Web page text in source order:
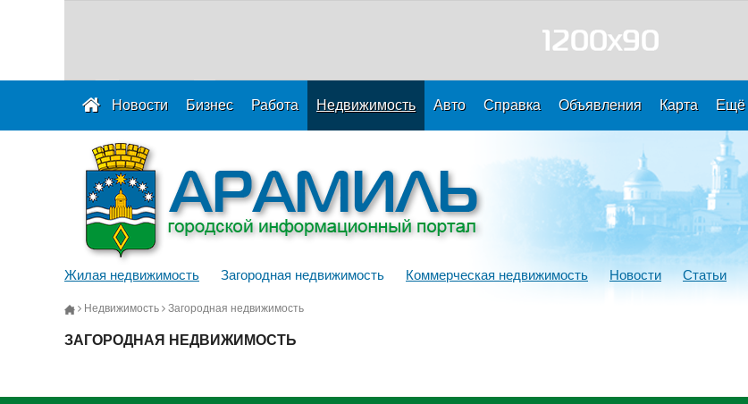
Новости Бизнес Работа Недвижимость Авто Справка Объявления Карта Ещё
Жилая недвижимость Загородная недвижимость Коммерческая недвижимость Новости Статьи
Недвижимость Загородная недвижимость
ЗАГОРОДНАЯ НЕДВИЖИМОСТЬ